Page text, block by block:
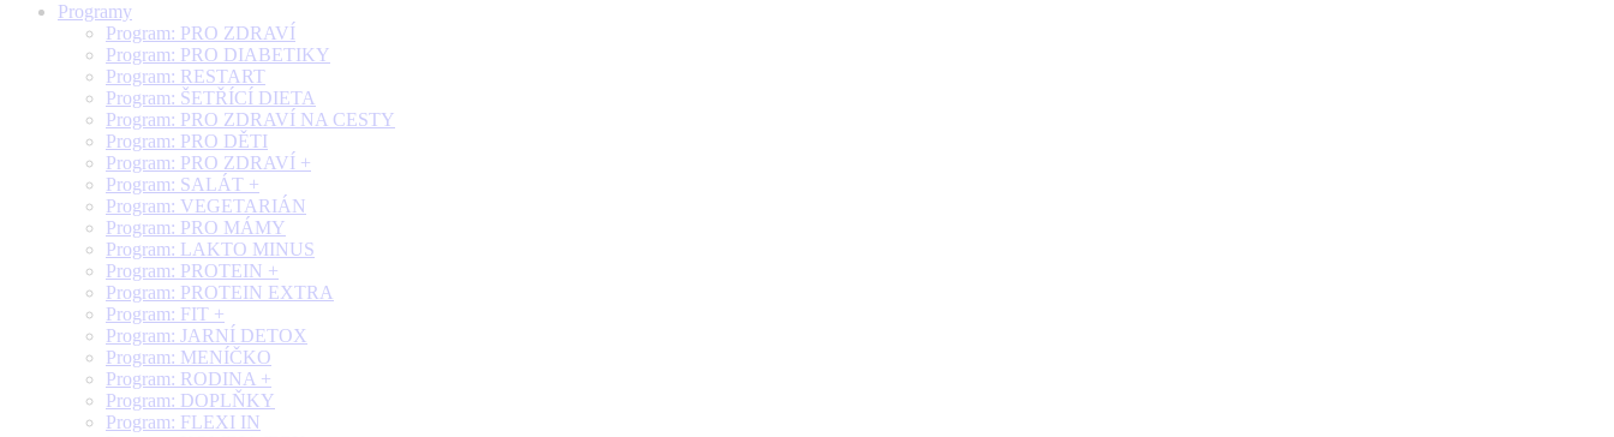
Programy
Program: PRO ZDRAVÍ
Program: PRO DIABETIKY
Program: RESTART
Program: ŠETŘÍCÍ DIETA
Program: PRO ZDRAVÍ NA CESTY
Program: PRO DĚTI
Program: PRO ZDRAVÍ +
Program: SALÁT +
Program: VEGETARIÁN
Program: PRO MÁMY
Program: LAKTO MINUS
Program: PROTEIN +
Program: PROTEIN EXTRA
Program: FIT +
Program: JARNÍ DETOX
Program: MENÍČKO
Program: RODINA +
Program: DOPLŇKY
Program: FLEXI IN